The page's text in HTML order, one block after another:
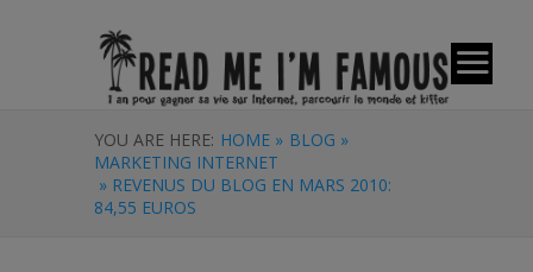
YOU ARE HERE: HOME » BLOG »
MARKETING INTERNET
» REVENUS DU BLOG EN MARS 2010:
84,55 EUROS